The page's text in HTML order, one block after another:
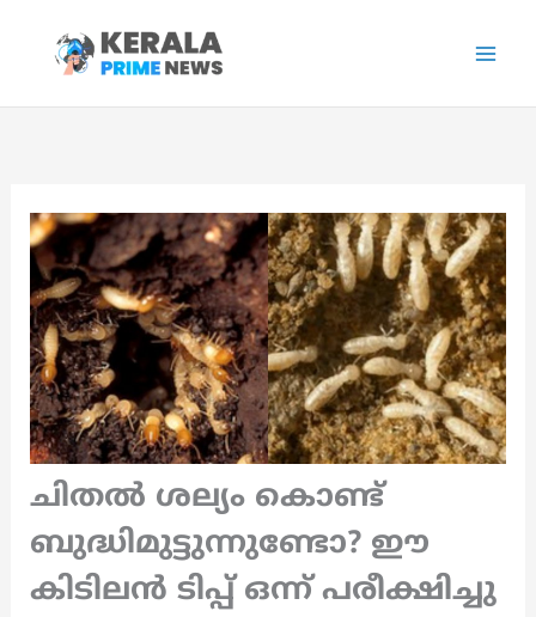
content
ചിതൽ ശല്യം കൊണ്ട്
ബുദ്ധിമുട്ടുന്നുണ്ടോ? ഈ
കിടിലൻ ടിപ്പ് ഒന്ന് പരീക്ഷിച്ചു